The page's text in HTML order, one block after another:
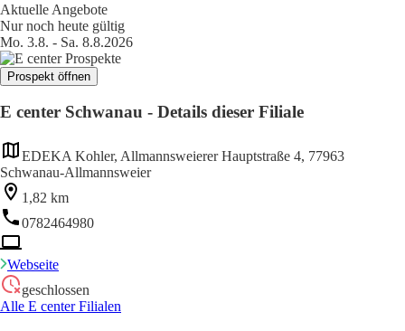
Aktuelle Angebote
Nur noch heute gültig
Mo. 3.8. - Sa. 8.8.2026
Prospekt öffnen
E center Schwanau - Details dieser Filiale
EDEKA Kohler, Allmannsweierer Hauptstraße 4, 77963
Schwanau-Allmannsweier
1,82 km
0782464980
Webseite
geschlossen
Alle E center Filialen